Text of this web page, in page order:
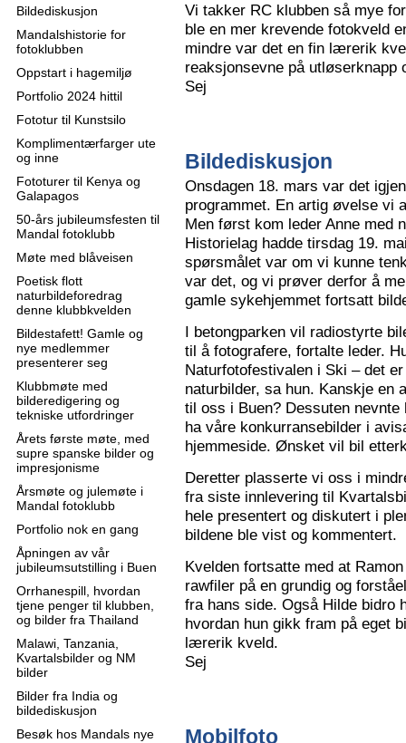
Bildediskusjon
Mandalshistorie for
fotoklubben
Oppstart i hagemiljø
Portfolio 2024 hittil
Fototur til Kunstsilo
Komplimentærfarger ute
og inne
Fototurer til Kenya og
Galapagos
50-års jubileumsfesten til
Mandal fotoklubb
Møte med blåveisen
Poetisk flott
naturbildeforedrag
denne klubbkvelden
Bildestafett! Gamle og
nye medlemmer
presenterer seg
Klubbmøte med
bilderedigering og
tekniske utfordringer
Årets første møte, med
supre spanske bilder og
impresjonisme
Årsmøte og julemøte i
Mandal fotoklubb
Portfolio nok en gang
Åpningen av vår
jubileumsutstilling i Buen
Orrhanespill, hvordan
tjene penger til klubben,
og bilder fra Thailand
Malawi, Tanzania,
Kvartalsbilder og NM
bilder
Bilder fra India og
bildediskusjon
Besøk hos Mandals nye
Vi takker RC klubben så mye
ble en mer krevende fotokveld
mindre var det en fin lærerik
reaksjonsevne på utløserknapp
Sej
Bildediskusjon
Onsdagen 18. mars var det
programmet. En artig øvelse vi
Men først kom leder Anne med
Historielag hadde tirsdag 19.
spørsmålet var om vi kunne
var det, og vi prøver derfor å
gamle sykehjemmet fortsatt
I betongparken vil radiostyrte
til å fotografere, fortalte leder.
Naturfotofestivalen i Ski – det
naturbilder, sa hun. Kanskje en
til oss i Buen? Dessuten
ha våre konkurransebilder i
hjemmeside. Ønsket vil bil
Deretter plasserte vi oss i
fra siste innlevering til
hele presentert og diskutert i
bildene ble vist og kommentert.
Kvelden fortsatte med at
rawfiler på en grundig og
fra hans side. Også Hilde bidro
hvordan hun gikk fram på eget
lærerik kveld.
Sej
Mobilfoto